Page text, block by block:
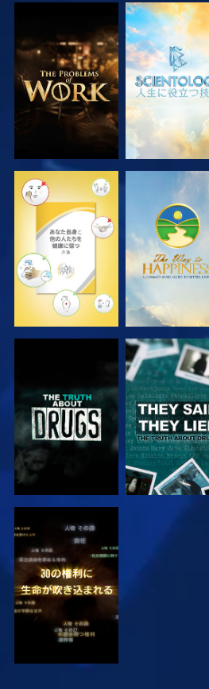
シリーズを探求 シリーズを探求
観る 観る
観る